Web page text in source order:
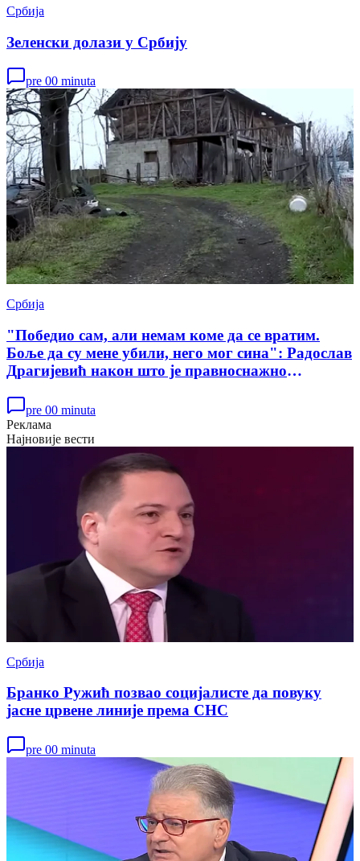
Србија
Зеленски долази у Србију
pre 00 minuta
Србија
"Победио сам, али немам коме да се вратим.
Боље да су мене убили, него мог сина": Радослав
Драгијевић након што је правноснажно
pre 00 minuta
Реклама
Најновије вести
Србија
Бранко Ружић позвао социјалисте да повуку
јасне црвене линије према СНС
pre 00 minuta